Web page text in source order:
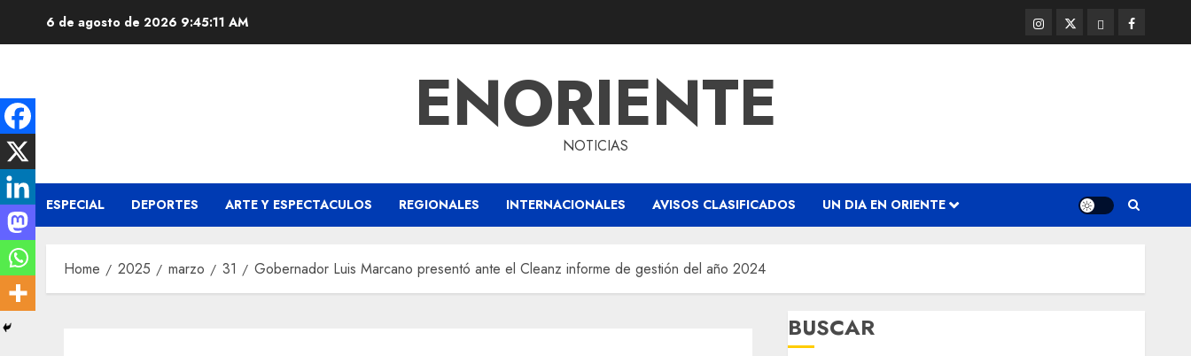
6 de agosto de 2026 9:45:12 AM
Instagram
@EnOriente
Twitter
(X)
ThreadsFacebook
ENORIENTE
NOTICIAS
ESPECIAL DEPORTES ARTE Y ESPECTACULOS REGIONALES INTERNACIONALES AVISOS CLASIFICADOS UN DIA EN ORIENTE
Home 2025 marzo 31 Gobernador Luis Marcano presentó ante el Cleanz informe de gestión del año 2024
BUSCAR